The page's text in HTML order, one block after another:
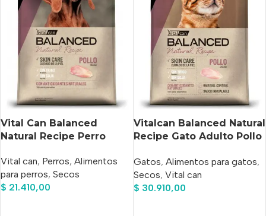
Vital Can Balanced
Natural Recipe Perro
Vital can, Perros, Alimentos
para perros, Secos
$ 21.410,00
Vitalcan Balanced Natural
Recipe Gato Adulto Pollo
Gatos, Alimentos para gatos,
Secos, Vital can
$ 30.910,00